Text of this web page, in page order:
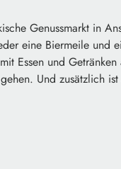
Genussmarkt in
eine Biermeile und
Essen und
Und zusätzlich